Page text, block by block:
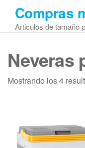
Saltar
contenido
Compras
Articulos de tamaño
Neveras
Mostrando los 4